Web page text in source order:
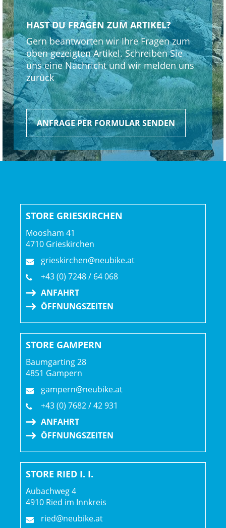
Schaltwerk hinten: Shimano XT M8100, langer Käfig
Kurbelsatz: Shimano XT M8120, 30 Z., 55 mm Kettenlinie,
170 mm Kurbelarmlänge
Shimano BB-MT501, BSA-Gewinde
Kassette: Shimano XT M8200, 10-51 Z., 12fach
Kette: Shimano Ultegra/XT M8100
Lenker: Race Face ERA, Carbon, 35 mm, 27,5 mm Rise,
Länge
Lenkerband Griffe: Trek Line Elite, Schraubklemmung
Sattel: Verse Short Pro, Carbonstreben, 145 mm Breite
Sattelstütze: Bontrager Line Dropper, 200 mm Hub,
MaxFlow, interne Zugführung, 34,9 mm, 515 mm Länge
Räder: Bontrager Line Comp 30, Tubeless-Ready, 6-Loch-
Scheibenaufnahme, Boost110, 15 mm Steckachse, 29"
6-Loch-Scheibenaufnahme, Shimano Micro Spline
Freilaufnabe, Boost148, 12 mm Steckachse, 29"
HAST DU FRAGEN ZUM ARTIKEL?
Gern beantworten wir Ihre Fragen zum
oben gezeigten Artikel. Schreiben Sie
uns eine Nachricht und wir melden uns
zurück
ANFRAGE PER FORMULAR SENDEN
STORE GRIESKIRCHEN
Moosham 41
4710 Grieskirchen
grieskirchen@neubike.at
+43 (0) 7248 / 64 068
ANFAHRT
ÖFFNUNGSZEITEN
STORE GAMPERN
Baumgarting 28
4851 Gampern
gampern@neubike.at
+43 (0) 7682 / 42 931
ANFAHRT
ÖFFNUNGSZEITEN
STORE RIED I. I.
Aubachweg 4
4910 Ried im Innkreis
ried@neubike.at